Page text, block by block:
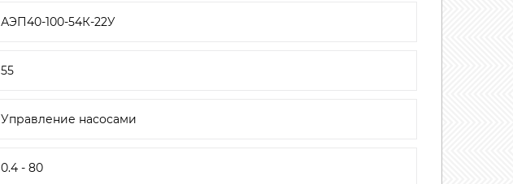
АЭП40-100-54К-22У
55
Управление насосами
0.4 - 80